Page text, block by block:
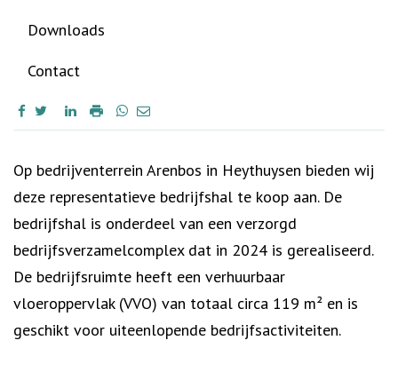
Downloads
Contact
Omschrijving
Op bedrijventerrein Arenbos in Heythuysen bieden wij
deze representatieve bedrijfshal te koop aan. De
bedrijfshal is onderdeel van een verzorgd
bedrijfsverzamelcomplex dat in 2024 is gerealiseerd.
De bedrijfsruimte heeft een verhuurbaar
vloeroppervlak (VVO) van totaal circa 119 m² en is
geschikt voor uiteenlopende bedrijfsactiviteiten.